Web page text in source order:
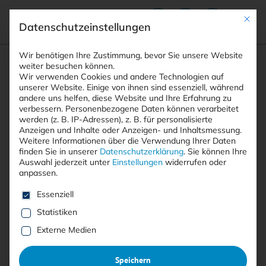
Suchfeld
Suchen
Breadcrumb-Navigation
STARTSEITE AUTOREN ANDREAS NOLTE
Alle Beiträge von Andreas
Nolte
Mit
Datenschutzeinstellungen
Wir benötigen Ihre Zustimmung, bevor Sie unsere Website
weiter besuchen können.
Wir verwenden Cookies und andere Technologien auf
unserer Website. Einige von ihnen sind essenziell, während
andere uns helfen, diese Website und Ihre Erfahrung zu
verbessern. Personenbezogene Daten können verarbeitet
werden (z. B. IP-Adressen), z. B. für personalisierte
Anzeigen und Inhalte oder Anzeigen- und Inhaltsmessung.
Weitere Informationen über die Verwendung Ihrer Daten
finden Sie in unserer Datenschutzerklärung. Sie können Ihre
Auswahl jederzeit unter Einstellungen widerrufen oder
anpassen.
Es folgt eine Liste der Service-Gruppen, für die eine
Essenziell
Statistiken
Externe Medien
Speichern